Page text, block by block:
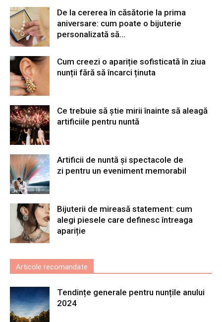
De la cererea în căsătorie la prima
aniversare: cum poate o bijuterie
personalizată să...
Cum creezi o apariție sofisticată în ziua
nunții fără să încarci ținuta
Ce trebuie să știe mirii înainte să aleagă
artificiile pentru nuntă
Artificii de nuntă și spectacole de
zi pentru un eveniment memorabil
Bijuterii de mireasă statement: cum
alegi piesele care definesc întreaga
apariție
Articole recomandate
Tendințe generale pentru nunțile anului
2024